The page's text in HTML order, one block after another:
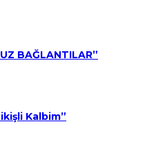
BAĞLANTILAR”
Kalbim”